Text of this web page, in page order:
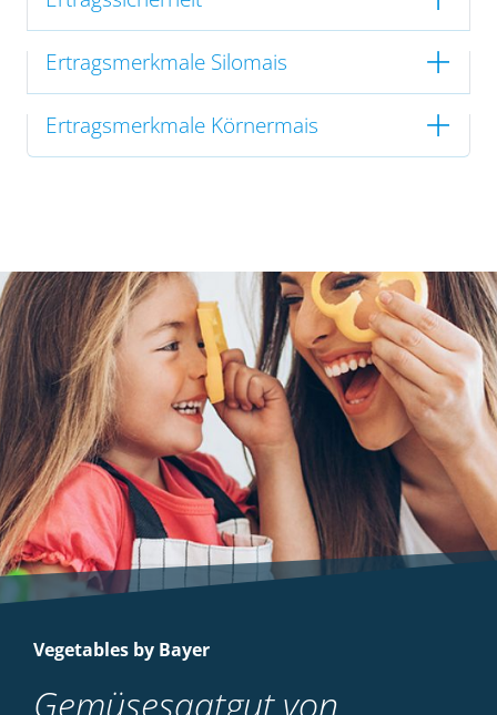
Ertragsmerkmale Silomais
Ertragsmerkmale Körnermais
Vegetables by Bayer
Gemüsesaatgut von